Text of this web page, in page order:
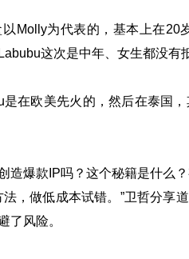
Molly为代表的，基本上在
这次是中年、女生都没有
在欧美先火的，然后在泰国
造爆款IP吗？这个秘籍是什么
，做低成本试错。”卫哲分
了风险。